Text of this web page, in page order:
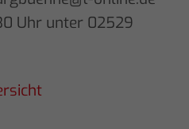
Uhr unter 02529